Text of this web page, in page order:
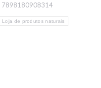
7898180908314
Loja de produtos naturais